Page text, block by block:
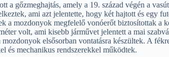
a gőzmeghajtás, amely a 19. század végén a
ami azt jelentette, hogy két hajtott és egy
a mozdonyok megfelelő vonóerőt biztosítottak
volt, ami kisebb járművet jelentett a mai
elsősorban vontatásra készültek. A
és mechanikus rendszerekkel működtek.